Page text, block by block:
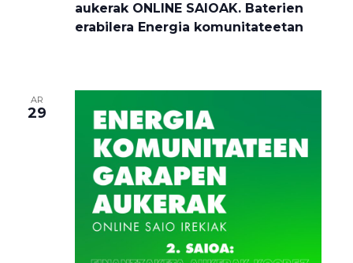
aukerak ONLINE SAIOAK. Baterien
erabilera Energia komunitateetan
AR
29